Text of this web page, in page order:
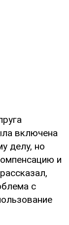
включена
делу, но
и
с